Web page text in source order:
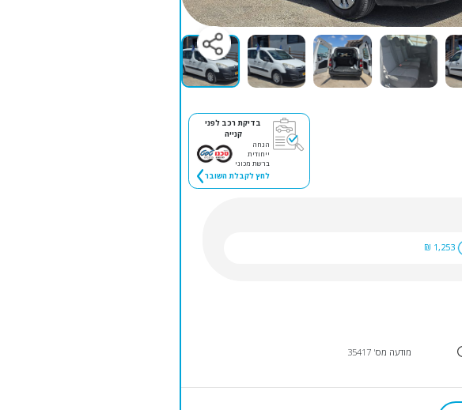
בדיקת רכב לפני
קנייה
הנחה
ייחודית
ברשת מכוני
לחץ לקבלת השובר
1,253 ₪
מודעה מס' 35417